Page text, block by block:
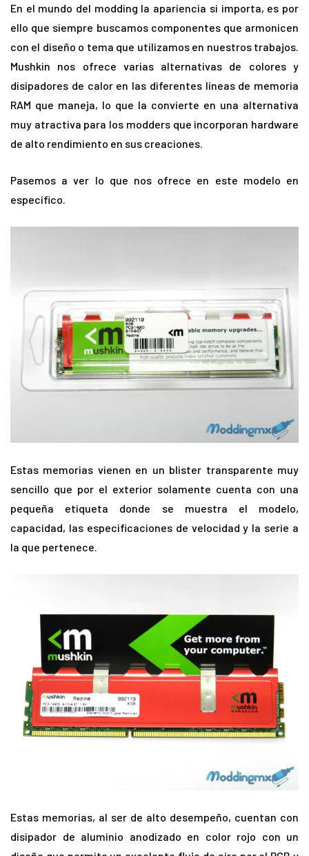
En el mundo del modding la apariencia si importa, es por
ello que siempre buscamos componentes que armonicen
con el diseño o tema que utilizamos en nuestros trabajos.
Mushkin nos ofrece varias alternativas de colores y
disipadores de calor en las diferentes líneas de memoria
RAM que maneja, lo que la convierte en una alternativa
muy atractiva para los modders que incorporan hardware
de alto rendimiento en sus creaciones.
Pasemos a ver lo que nos ofrece en este modelo en
específico.
Estas memorias vienen en un blister transparente muy
sencillo que por el exterior solamente cuenta con una
pequeña etiqueta donde se muestra el modelo,
capacidad, las especificaciones de velocidad y la serie a
la que pertenece.
Estas memorias, al ser de alto desempeño, cuentan con
disipador de aluminio anodizado en color rojo con un